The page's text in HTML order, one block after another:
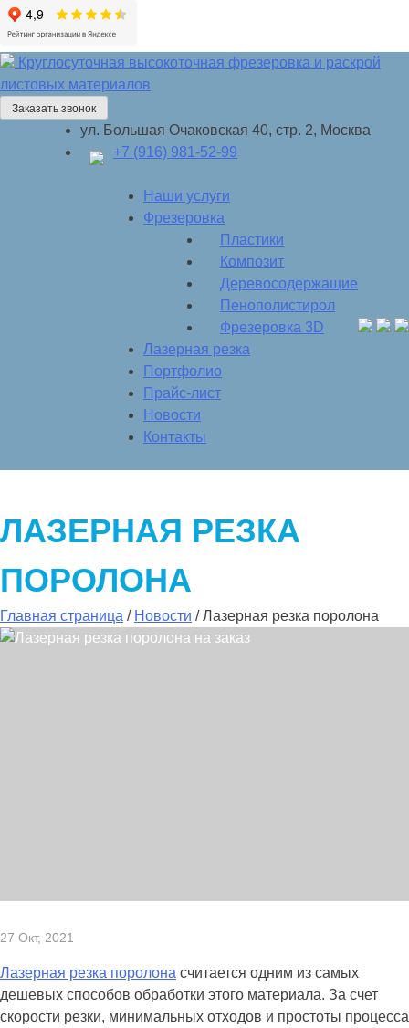
Круглосуточная высокоточная фрезеровка и раскрой
листовых материалов
Заказать звонок
ул. Большая Очаковская 40, стр. 2, Москва
+7 (916) 981-52-99
Наши услуги
Фрезеровка
Пластики
Композит
Деревосодержащие
Пенополистирол
Фрезеровка 3D
Лазерная резка
Портфолио
Прайс-лист
Новости
Контакты
ЛАЗЕРНАЯ РЕЗКА
ПОРОЛОНА
Главная страница / Новости / Лазерная резка поролона
27 Окт, 2021
Лазерная резка поролона считается одним из самых
дешевых способов обработки этого материала. За счет
скорости резки, минимальных отходов и простоты процесса